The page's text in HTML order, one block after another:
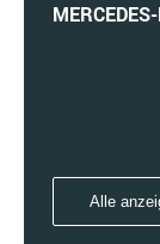
Alle